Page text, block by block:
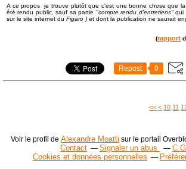
A ce propos je trouve plutôt que c'est une bonne chose que
été rendu public, sauf sa partie "compte rendu d'entretiens"qui
sur le site internet du Figaro ) et dont la publication ne saurait
(rapport
Repost 0
<< < 10 11
Voir le profil deAlexandre Moatti sur le portail
Contact
Signaler un abus
Cookies et données personnelles